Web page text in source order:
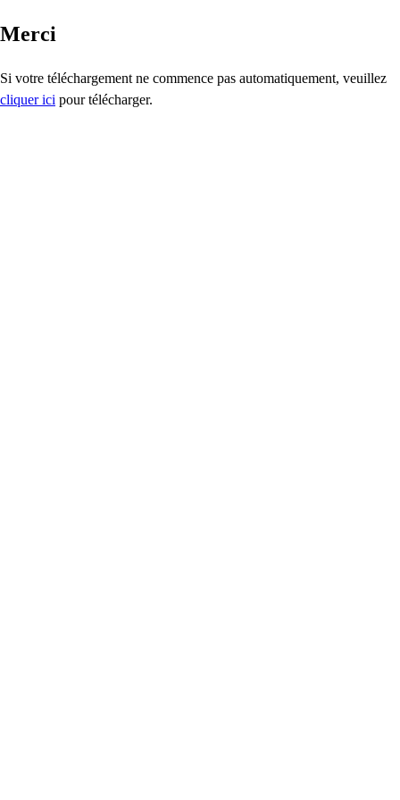
Merci
Si votre téléchargement ne commence pas automatiquement, veuillez
cliquer ici pour télécharger.